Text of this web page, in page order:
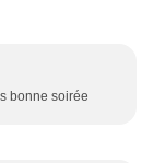
bonne soirée